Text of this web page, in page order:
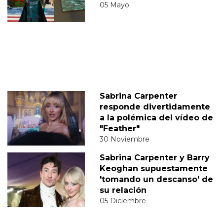
05 Mayo
Sabrina Carpenter
responde divertidamente
a la polémica del vídeo de
"Feather"
30 Noviembre
Sabrina Carpenter y Barry
Keoghan supuestamente
'tomando un descanso' de
su relación
05 Diciembre